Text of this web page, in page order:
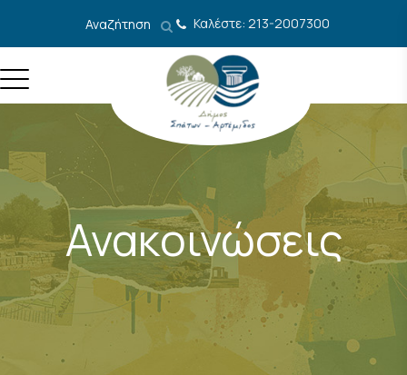
Αναζήτηση Καλέστε: 213-2007300
Ανακοινώσεις